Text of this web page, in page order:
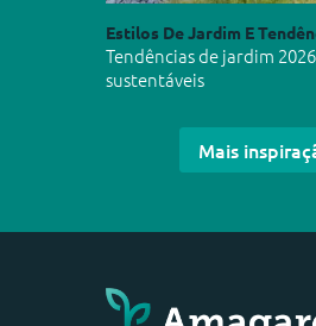
Estilos De Jardim E
Tendências de jardim
sustentáveis
Mais